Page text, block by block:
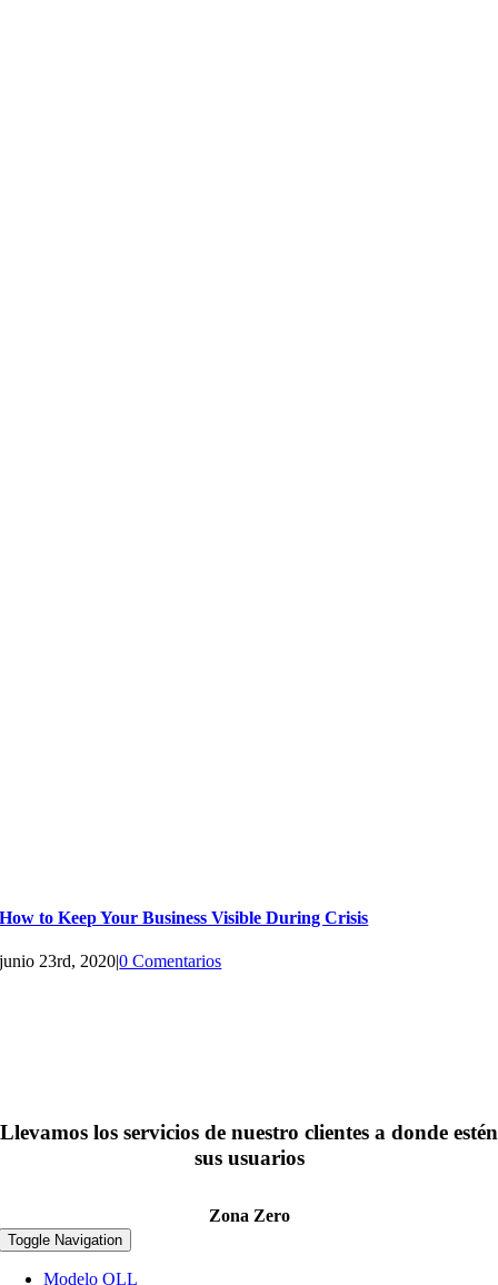
How to Keep Your Business Visible During Crisis
junio 23rd, 2020|0 Comentarios
Llevamos los servicios de nuestro clientes a donde estén
sus usuarios
Zona Zero
Toggle Navigation
Modelo OLL